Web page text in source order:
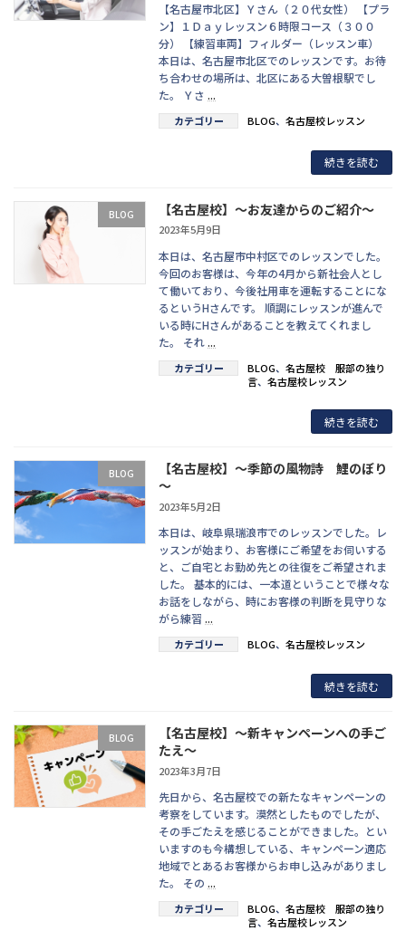
【名古屋市北区】Ｙさん（２０代女性） 【プラ
ン】１Ｄａｙレッスン６時限コース（３００
分） 【練習車両】フィルダー（レッスン車）
本日は、名古屋市北区でのレッスンです。お待
ち合わせの場所は、北区にある大曽根駅でし
た。 Ｙさ...
カテゴリー BLOG、名古屋校レッスン
続きを読む
BLOG 【名古屋校】～お友達からのご紹介～
2023年5月9日
本日は、名古屋市中村区でのレッスンでした。
今回のお客様は、今年の4月から新社会人とし
て働いており、今後社用車を運転することにな
るというHさんです。 順調にレッスンが進んで
いる時にHさんがあることを教えてくれまし
た。 それ...
カテゴリー BLOG、名古屋校 服部の独り
言、名古屋校レッスン
続きを読む
BLOG
【名古屋校】～季節の風物詩 鯉のぼり
～
2023年5月2日
本日は、岐阜県瑞浪市でのレッスンでした。レ
ッスンが始まり、お客様にご希望をお伺いする
と、ご自宅とお勤め先との往復をご希望されま
した。 基本的には、一本道ということで様々な
お話をしながら、時にお客様の判断を見守りな
がら練習...
カテゴリー BLOG、名古屋校レッスン
続きを読む
BLOG
【名古屋校】～新キャンペーンへの手ご
たえ～
2023年3月7日
先日から、名古屋校での新たなキャンペーンの
考察をしています。漠然としたものでしたが、
その手ごたえを感じることができました。とい
いますのも今構想している、キャンペーン適応
地域でとあるお客様からお申し込みがありまし
た。 その...
カテゴリー BLOG、名古屋校 服部の独り
言、名古屋校レッスン